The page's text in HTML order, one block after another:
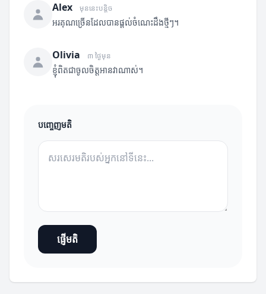
Alex មុននេះបន្តិច
អរគុណច្រើនដែលបានផ្តល់ចំណេះដឹងថ្មីៗ។
Olivia ៣ ថ្ងៃមុន
ខ្ញុំពិតជាចូលចិត្តអានវាណាស់។
បញ្ចេញមតិ
ផ្ញើមតិ